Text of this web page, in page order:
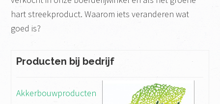
hart streekproduct. Waarom iets veranderen wat
goed is?
Producten bij bedrijf
Akkerbouwproducten